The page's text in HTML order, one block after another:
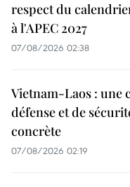
respect du
à l'APEC 2027
07/08/2026 02:38
Vietnam-Laos : une
défense et de
concrète
07/08/2026 02:19